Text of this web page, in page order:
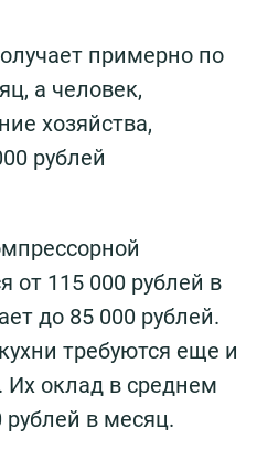
примерно по
а человек,
хозяйства,
рублей
от 115 000 рублей в
до 85 000 рублей.
требуются еще и
Их оклад в среднем
в месяц.